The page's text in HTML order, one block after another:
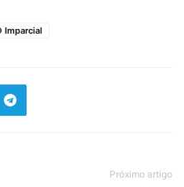
Imparcial
Próximo artigo